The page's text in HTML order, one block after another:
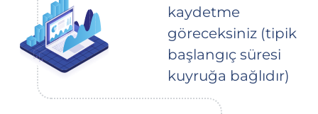
kaydetme
göreceksiniz (tipik
başlangıç süresi
kuyruğa bağlıdır)